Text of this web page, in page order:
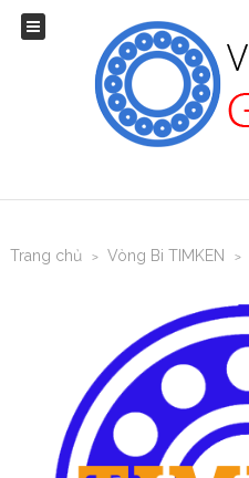
Trang chủ > Vòng Bi TIMKEN >